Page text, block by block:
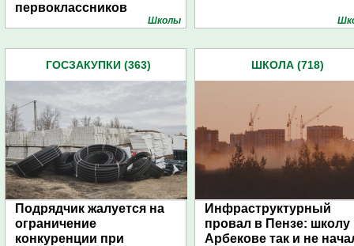
первоклассников
Школы
ГОСЗАКУПКИ (363)
Подрядчик жалуется на
ограничение
конкуренции при
ШКОЛА (718)
Инфраструктурный
провал в Пензе: школу
Арбекове так и не